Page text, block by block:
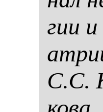
гии
С.С.